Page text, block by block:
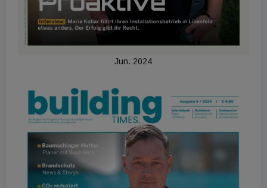
Jun. 2024